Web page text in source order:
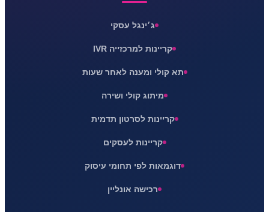
ג׳ינגל עסקי
קריינות למרכזייה IVR
תא קולי ומענה לאחר שעות
מיתוג קולי ושירה
קריינות לסרטון תדמית
קריינות לעסקים
דוגמאות לפי תחומי עיסוק
רכישה אונליין